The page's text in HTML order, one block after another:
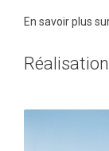
En savoir plus